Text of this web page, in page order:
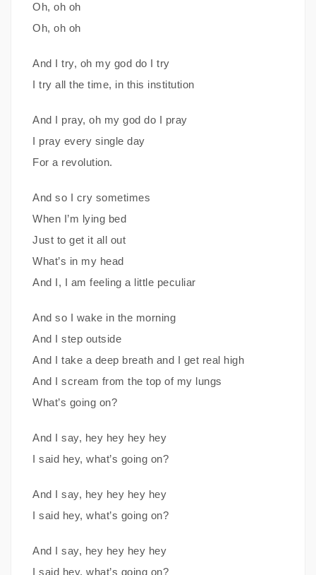
Oh, oh oh
Oh, oh oh
And I try, oh my god do I try
I try all the time, in this institution
And I pray, oh my god do I pray
I pray every single day
For a revolution.
And so I cry sometimes
When I’m lying bed
Just to get it all out
What’s in my head
And I, I am feeling a little peculiar
And so I wake in the morning
And I step outside
And I take a deep breath and I get real high
And I scream from the top of my lungs
What’s going on?
And I say, hey hey hey hey
I said hey, what’s going on?
And I say, hey hey hey hey
I said hey, what’s going on?
And I say, hey hey hey hey
I said hey, what’s going on?